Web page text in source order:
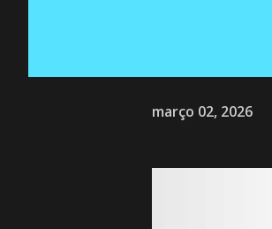
março 02, 2026